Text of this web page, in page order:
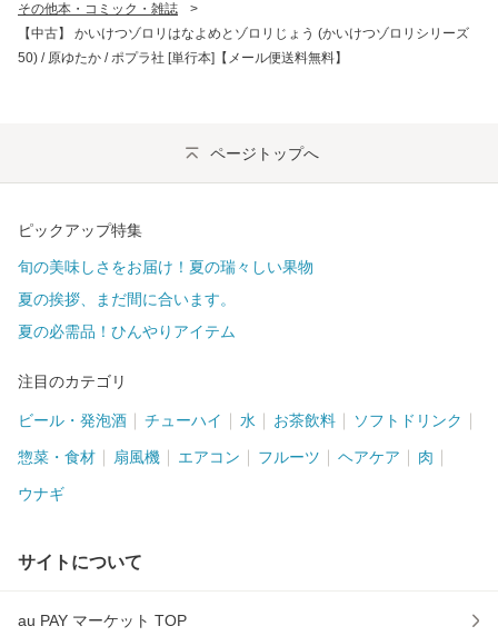
その他本・コミック・雑誌
>
【中古】 かいけつゾロリはなよめとゾロリじょう (かいけつゾロリシリーズ
50) / 原ゆたか / ポプラ社 [単行本]【メール便送料無料】
ページトップへ
ピックアップ特集
旬の美味しさをお届け！夏の瑞々しい果物
夏の挨拶、まだ間に合います。
夏の必需品！ひんやりアイテム
注目のカテゴリ
ビール・発泡酒 チューハイ 水 お茶飲料 ソフトドリンク
惣菜・食材 扇風機 エアコン フルーツ ヘアケア 肉
ウナギ
サイトについて
au PAY マーケット TOP